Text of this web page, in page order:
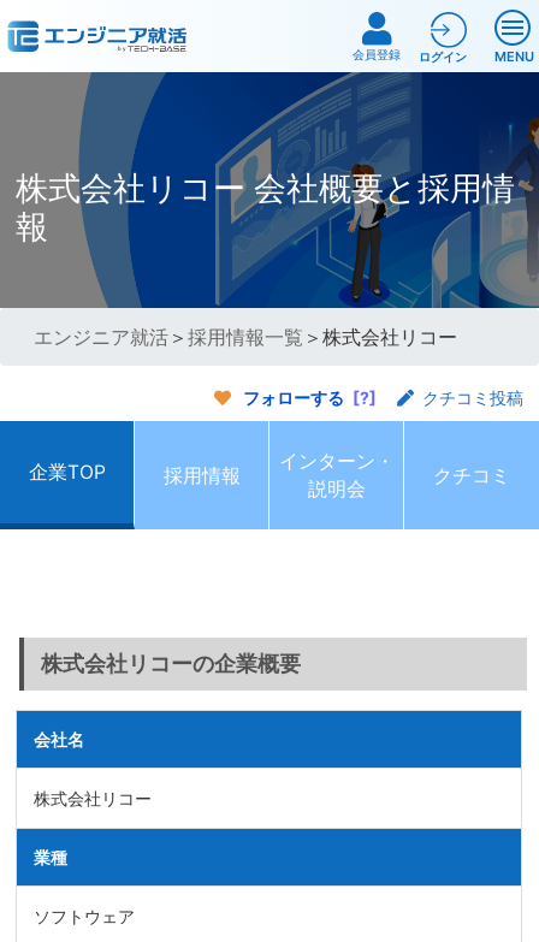
MENU
会員登録 ログイン
株式会社リコー 会社概要と採用情
報
エンジニア就活 ＞採用情報一覧 ＞株式会社リコー
フォローする [?] クチコミ投稿
企業TOP 採用情報
インターン・
説明会
クチコミ
株式会社リコーの企業概要
会社名
株式会社リコー
業種
ソフトウェア